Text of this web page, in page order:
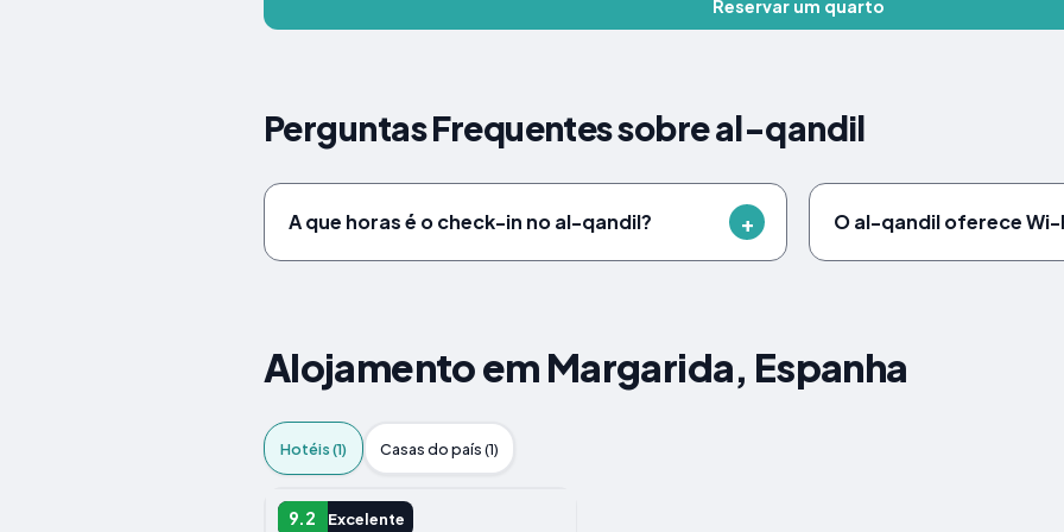
Reservar um quarto
Perguntas Frequentes sobre al-qandil
A que horas é o check-in no al-qandil? O al-qandil oferece
Alojamento em Margarida, Espanha
Hotéis (1) Casas do país (1)
9.2 Excelente
HOTEL